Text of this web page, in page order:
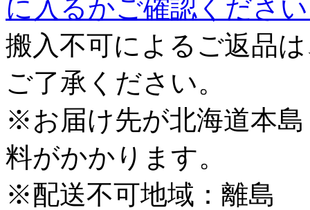
に入るかご確認くださ
搬入不可によるご返品
ご了承ください。
※お届け先が北海道本
料がかかります。
※配送不可地域：離島